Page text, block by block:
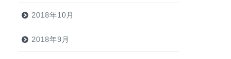
2018年10月
2018年9月